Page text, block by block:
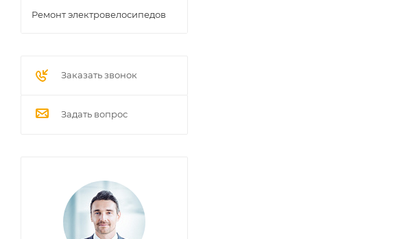
Ремонт электровелосипедов
Заказать звонок
Задать вопрос